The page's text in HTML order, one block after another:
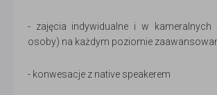
- zajęcia indywidualne i w kameralnych
osoby) na każdym poziomie
- konwesacje z native speakerem